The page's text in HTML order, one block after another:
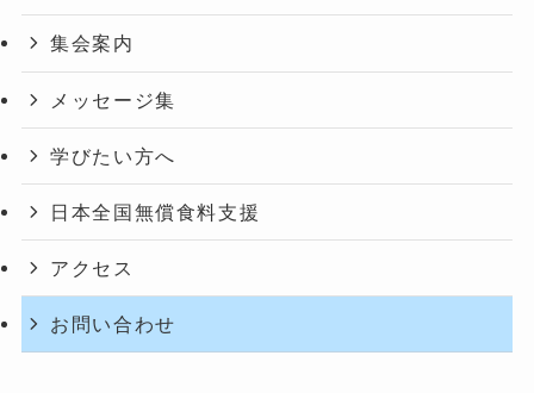
集会案内
メッセージ集
学びたい方へ
日本全国無償食料支援
アクセス
お問い合わせ